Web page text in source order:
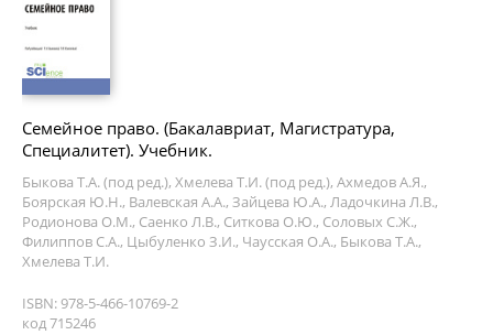
Семейное право. (Бакалавриат, Магистратура,
Специалитет). Учебник.
Быкова Т.А. (под ред.), Хмелева Т.И. (под ред.), Ахмедов А.Я.,
Боярская Ю.Н., Валевская А.А., Зайцева Ю.А., Ладочкина Л.В.,
Родионова О.М., Саенко Л.В., Ситкова О.Ю., Соловых С.Ж.,
Филиппов С.А., Цыбуленко З.И., Чаусская О.А., Быкова Т.А.,
Хмелева Т.И.
ISBN: 978-5-466-10769-2
код 715246